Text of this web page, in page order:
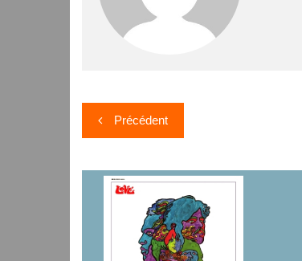
Navigation
de
l’article
Précédent